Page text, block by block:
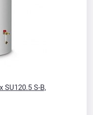
SU120.5 S-B,